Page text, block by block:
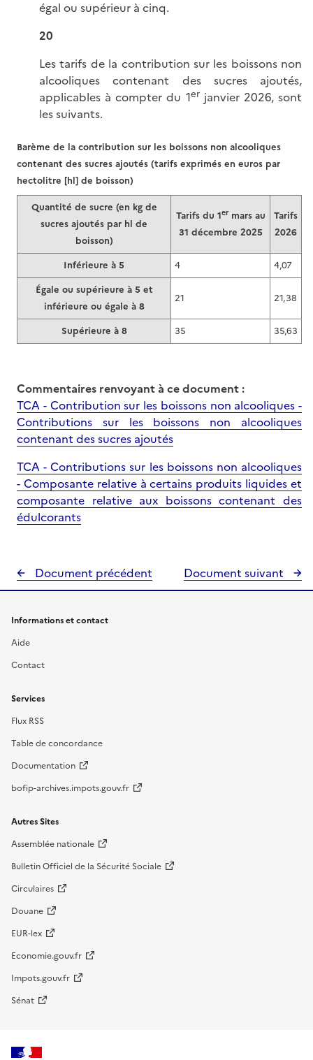
égal ou supérieur à cinq.
20
Les tarifs de la contribution sur les boissons non
alcooliques contenant des sucres ajoutés,
applicables à compter du 1erjanvier 2026, sont
les suivants.
Barème de la contribution sur les boissons non alcooliques
contenant des sucres ajoutés (tarifs exprimés en euros par
hectolitre [hl] de boisson)
Quantité de sucre (en kg de
sucres ajoutés par hl de
boisson)
Tarifs du 1ermars au
31 décembre 2025
Tarifs
2026
Inférieure à 5 4
4,07
Égale ou supérieure à 5 et
inférieure ou égale à 8
21 21,38
Supérieure à 8 35 35,63
Commentaires renvoyant à ce document :
TCA - Contribution sur les boissons non alcooliques -
Contributions sur les boissons non alcooliques
contenant des sucres ajoutés
TCA - Contributions sur les boissons non alcooliques
- Composante relative à certains produits liquides et
composante relative aux boissons contenant des
édulcorants
Document précédent Document suivant
Informations et contact
Aide
Contact
Services
Flux RSS
Table de concordance
Documentation
bofip-archives.impots.gouv.fr
Autres Sites
Assemblée nationale
Bulletin Officiel de la Sécurité Sociale
Circulaires
Douane
EUR-lex
Economie.gouv.fr
Impots.gouv.fr
Sénat